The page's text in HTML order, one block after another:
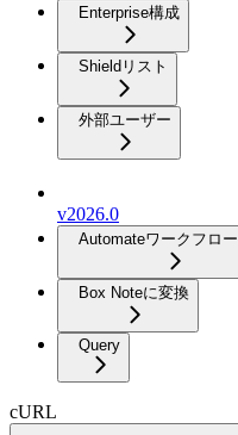
Enterprise構成
Shieldリスト
外部ユーザー
v2026.0
Automateワークフロー
Box Noteに変換
Query
cURL